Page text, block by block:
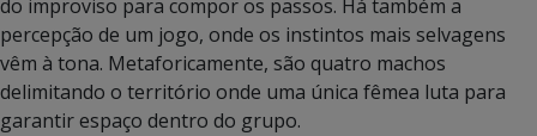
do improviso para compor os passos. Há também a
percepção de um jogo, onde os instintos mais selvagens
vêm à tona. Metaforicamente, são quatro machos
delimitando o território onde uma única fêmea luta para
garantir espaço dentro do grupo.